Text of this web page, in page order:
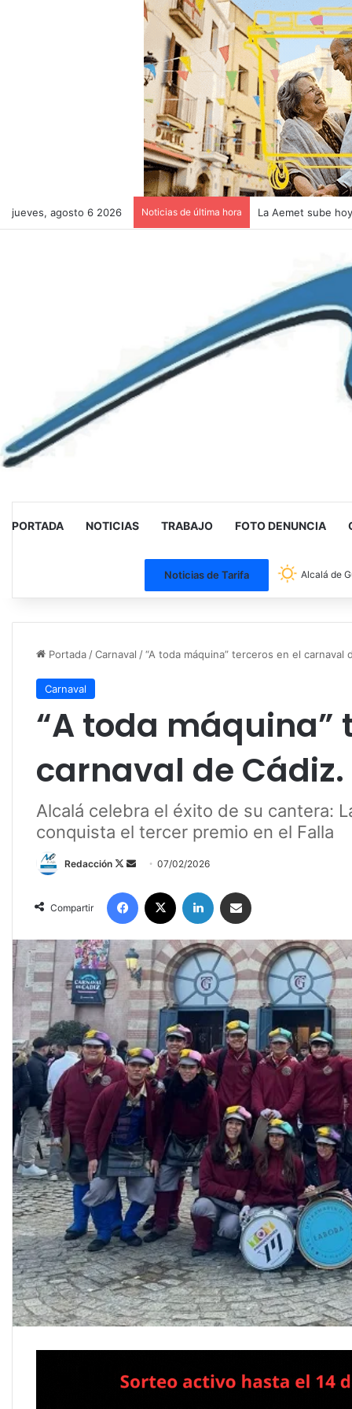
jueves, agosto 6 2026 Noticias de última hora
PORTADA NOTICIAS TRABAJO FOTO DENUNCIA
Noticias de Tarifa Alcalá de
Portada/Carnaval /“A toda máquina” terceros en el carnaval
Carnaval
“A toda máquina”
carnaval de Cádiz.
Alcalá celebra el éxito de su cantera:
conquista el tercer premio en el Falla
Redacción
F
l
l
o
w
o
X
n
a
n
e
m
i
l
07/02/2026
Compartir